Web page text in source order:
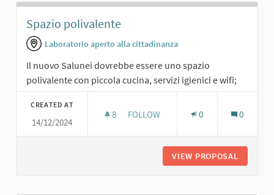
Spazio polivalente
Laboratorio aperto alla cittadinanza
Il nuovo Salunei dovrebbe essere uno spazio
polivalente con piccola cucina, servizi igienici e wifi;
CREATED AT
14/12/2024
8 8 FOLLOWERS
FOLLOW 0 0
VIEW PROPOSAL